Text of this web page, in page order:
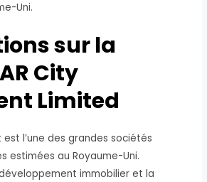
Uni.
sur la
City
Limited
est l’une des grandes sociétés
estimées au Royaume-Uni.
immobilier et la